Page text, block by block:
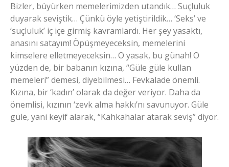
Bizler, büyürken memelerimizden utandık… Suçluluk
duyarak seviştik… Çünkü öyle yetiştirildik… ‘Seks’ ve
‘suçluluk’ iç içe girmiş kavramlardı. Her şey yasaktı,
anasını satayım! Öpüşmeyeceksin, memelerini
kimselere elletmeyeceksin… O yasak, bu günah! O
yüzden de, bir babanın kızına, “Güle güle kullan
memeleri” demesi, diyebilmesi… Fevkalade önemli.
Kızına, bir ‘kadın’ olarak da değer veriyor. Daha da
önemlisi, kızının ‘zevk alma hakkı’nı savunuyor. Güle
güle, yani keyif alarak, “Kahkahalar atarak seviş” diyor.